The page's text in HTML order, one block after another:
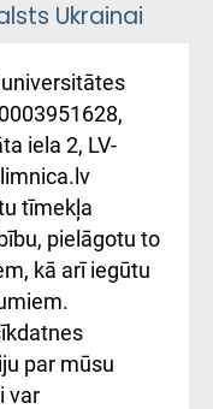
Ukrainai
Східної
та співпраця з
iela 2, LV-
tīmekļa
pielāgotu to
kā arī iegūtu
par mūsu
var